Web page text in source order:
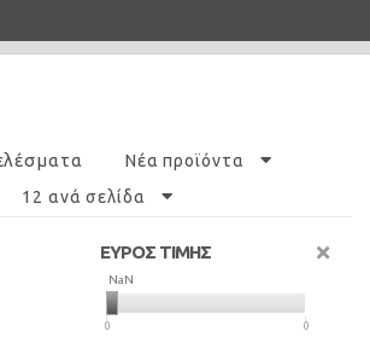
Νέα προϊόντα
12 ανά σελίδα
ΕΥΡΟΣ ΤΙΜΗΣ
NaN
NaN
0 0